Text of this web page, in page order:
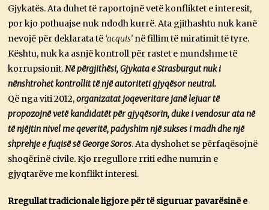
Gjykatës. Ata duhet të raportojnë vetë konfliktet e interesit,
por kjo pothuajse nuk ndodh kurrë. Ata gjithashtu nuk kanë
nevojë për deklarata të ‘acquis’ në fillim të miratimit të tyre.
Kështu, nuk ka asnjë kontroll për rastet e mundshme të
korrupsionit.Në përgjithësi, Gjykata e Strasburgut nuk i
nënshtrohet kontrollit të një autoriteti gjyqësor neutral.
Që nga viti 2012,organizatat joqeveritare janë lejuar të
propozojnë vetë kandidatët për gjyqësorin, duke i vendosur ata në
të njëjtin nivel me qeveritë, padyshim një sukses i madh dhe një
shprehje e fuqisë së George Soros. Ata dyshohet se përfaqësojnë
shoqërinë civile. Kjo rregullore rriti edhe numrin e
gjyqtarëve me konflikt interesi.
Rregullat tradicionale ligjore për të siguruar pavarësinë e